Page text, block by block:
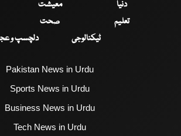
دنیا
معیشت
تعلیم
صحت
ٹیکنالوجی
دلچسپ و
Pakistan News in Urdu
Sports News in Urdu
Business News in Urdu
Tech News in Urdu